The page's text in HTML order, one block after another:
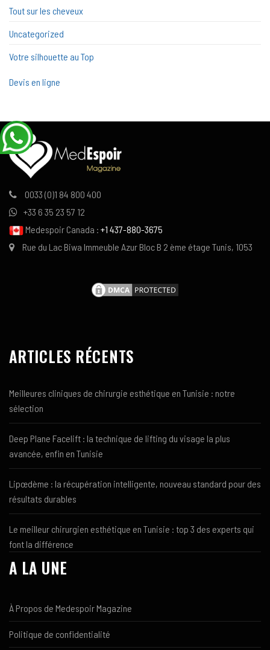
Tout sur les cheveux
Uncategorized
Votre silhouette au Top
Devis en ligne
0033 (0)1 84 800 400
+33 6 35 23 57 12
Medespoir Canada : +1 437-880-3675
Rue du Lac Biwa Immeuble Azur Bloc B 2 ème étage Tunis, 1053
ARTICLES RÉCENTS
Meilleures cliniques de chirurgie esthétique en Tunisie : notre
sélection
Deep Plane Facelift : la technique de lifting du visage la plus
avancée, enfin en Tunisie
Lipœdème : la récupération intelligente, nouveau standard pour des
résultats durables
Le meilleur chirurgien esthétique en Tunisie : top 3 des experts qui
font la différence
A LA UNE
À Propos de Medespoir Magazine
Politique de confidentialité